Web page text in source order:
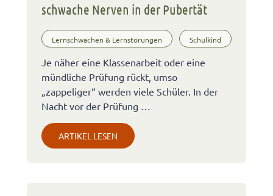
schwache Nerven in der Pubertät
Lernschwächen & Lernstörungen Schulkind
Je näher eine Klassenarbeit oder eine
mündliche Prüfung rückt, umso
„zappeliger“ werden viele Schüler. In der
Nacht vor der Prüfung …
ARTIKEL LESEN